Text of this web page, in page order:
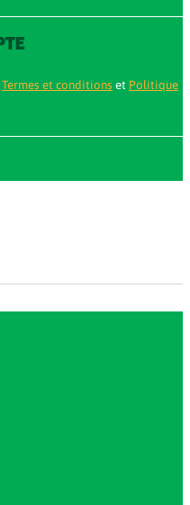
Termes et conditions et Politique